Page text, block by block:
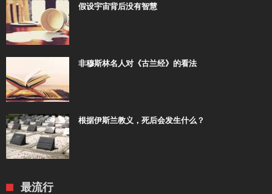
假设宇宙背后没有智慧
非穆斯林名人对《古兰经》的看法
根据伊斯兰教义，死后会发生什么？
最流行